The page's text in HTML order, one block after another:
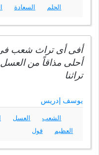
الحلم السعادة
أفى أى تراث شعب فى
أحلى مذاقاً من العسل
تراثنا
يوسف إدريس
الشعب العسل
العظيم
قول